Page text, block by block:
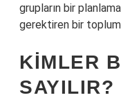
grupların bir
gerektiren bir
KIMLER
SAYILIR?